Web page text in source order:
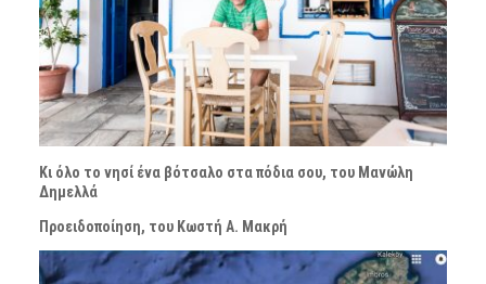
Κι όλο το νησί ένα βότσαλο στα πόδια σου, του Μανώλη
Δημελλά
Προειδοποίηση, του Κωστή Α. Μακρή